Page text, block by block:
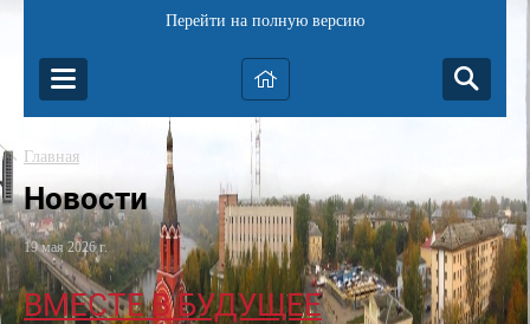
Перейти на полную версию
Главная
Новости
19 мая 2026 г.
ВМЕСТЕ В БУДУЩЕЕ